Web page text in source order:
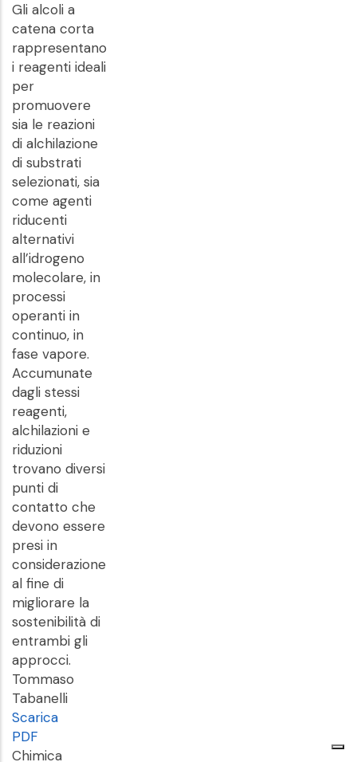
Gli alcoli a
catena corta
rappresentano
i reagenti ideali
per
promuovere
sia le reazioni
di alchilazione
di substrati
selezionati, sia
come agenti
riducenti
alternativi
all’idrogeno
molecolare, in
processi
operanti in
continuo, in
fase vapore.
Accumunate
dagli stessi
reagenti,
alchilazioni e
riduzioni
trovano diversi
punti di
contatto che
devono essere
presi in
considerazione
al fine di
migliorare la
sostenibilità di
entrambi gli
approcci.
Tommaso
Tabanelli
Scarica
PDF
Chimica